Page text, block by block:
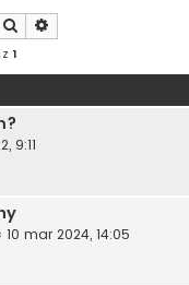
Szukaj
z 1
9:11
10 mar 2024, 14:05